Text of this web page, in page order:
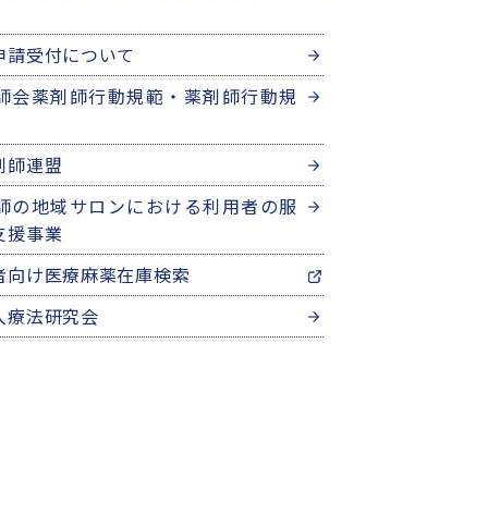
請受付について
会薬剤師行動規範・薬剤師行動規
師連盟
の地域サロンにおける利用者の服
援事業
向け医療麻薬在庫検索
療法研究会